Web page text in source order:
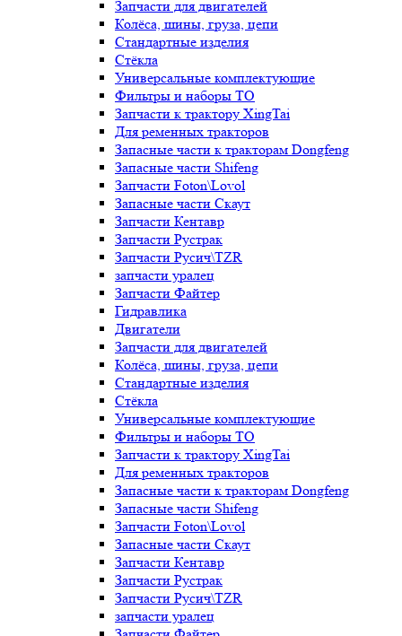
Запчасти для двигателей
Колёса, шины, груза, цепи
Стандартные изделия
Стёкла
Универсальные комплектующие
Фильтры и наборы ТО
Запчасти к трактору XingTai
Для ременных тракторов
Запасные части к тракторам Dongfeng
Запасные части Shifeng
Запчасти Foton\Lovol
Запасные части Скаут
Запчасти Кентавр
Запчасти Рустрак
Запчасти Русич\TZR
запчасти уралец
Запчасти Файтер
Гидравлика
Двигатели
Запчасти для двигателей
Колёса, шины, груза, цепи
Стандартные изделия
Стёкла
Универсальные комплектующие
Фильтры и наборы ТО
Запчасти к трактору XingTai
Для ременных тракторов
Запасные части к тракторам Dongfeng
Запасные части Shifeng
Запчасти Foton\Lovol
Запасные части Скаут
Запчасти Кентавр
Запчасти Рустрак
Запчасти Русич\TZR
запчасти уралец